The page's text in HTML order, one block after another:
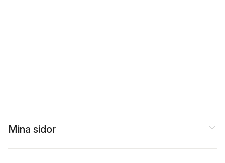
Mina sidor